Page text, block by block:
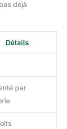
des
jardin -
de
et
produit
taille-
léger
une
déjà
Détails
par